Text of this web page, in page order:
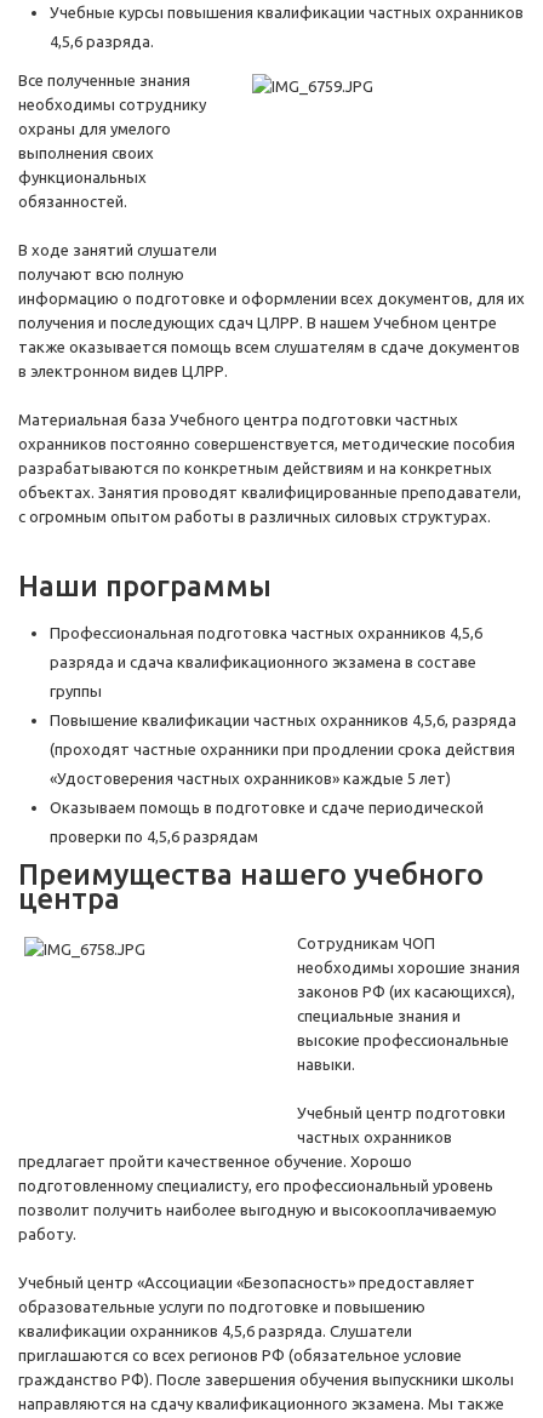
Учебные курсы повышения квалификации частных охранников
4,5,6 разряда.
Все полученные знания
необходимы сотруднику
охраны для умелого
выполнения своих
функциональных
обязанностей.
В ходе занятий слушатели
получают всю полную
информацию о подготовке и оформлении всех документов, для их
получения и последующих сдач ЦЛРР. В нашем Учебном центре
также оказывается помощь всем слушателям в сдаче документов
в электронном видев ЦЛРР.
Материальная база Учебного центра подготовки частных
охранников постоянно совершенствуется, методические пособия
разрабатываются по конкретным действиям и на конкретных
объектах. Занятия проводят квалифицированные преподаватели,
с огромным опытом работы в различных силовых структурах.
Наши программы
Профессиональная подготовка частных охранников 4,5,6
разряда и сдача квалификационного экзамена в составе
группы
Повышение квалификации частных охранников 4,5,6, разряда
(проходят частные охранники при продлении срока действия
«Удостоверения частных охранников» каждые 5 лет)
Оказываем помощь в подготовке и сдаче периодической
проверки по 4,5,6 разрядам
Преимущества нашего учебного
центра
Сотрудникам ЧОП
необходимы хорошие знания
законов РФ (их касающихся),
специальные знания и
высокие профессиональные
навыки.
Учебный центр подготовки
частных охранников
предлагает пройти качественное обучение. Хорошо
подготовленному специалисту, его профессиональный уровень
позволит получить наиболее выгодную и высокооплачиваемую
работу.
Учебный центр «Ассоциации «Безопасность» предоставляет
образовательные услуги по подготовке и повышению
квалификации охранников 4,5,6 разряда. Слушатели
приглашаются со всех регионов РФ (обязательное условие
гражданство РФ). После завершения обучения выпускники школы
направляются на сдачу квалификационного экзамена. Мы также